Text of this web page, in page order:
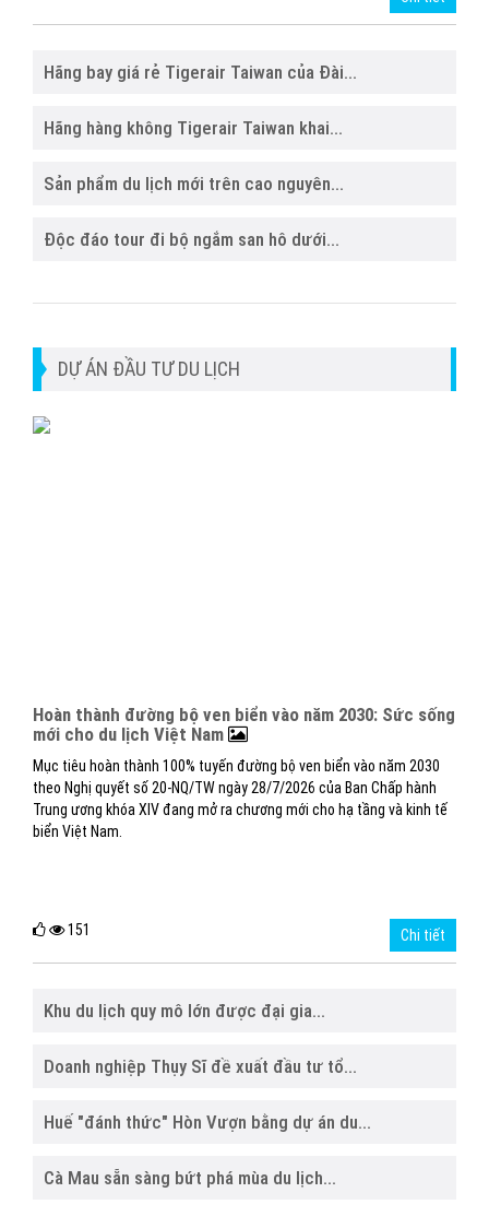
Hãng bay giá rẻ Tigerair Taiwan của Đài...
Hãng hàng không Tigerair Taiwan khai...
Sản phẩm du lịch mới trên cao nguyên...
Độc đáo tour đi bộ ngắm san hô dưới...
DỰ ÁN ĐẦU TƯ DU LỊCH
Hoàn thành đường bộ ven biển vào năm 2030: Sức sống
mới cho du lịch Việt Nam
Mục tiêu hoàn thành 100% tuyến đường bộ ven biển vào năm 2030
theo Nghị quyết số 20-NQ/TW ngày 28/7/2026 của Ban Chấp hành
Trung ương khóa XIV đang mở ra chương mới cho hạ tầng và kinh tế
biển Việt Nam.
151 Chi tiết
Khu du lịch quy mô lớn được đại gia...
Doanh nghiệp Thụy Sĩ đề xuất đầu tư tổ...
Huế "đánh thức" Hòn Vượn bằng dự án du...
Cà Mau sẵn sàng bứt phá mùa du lịch...